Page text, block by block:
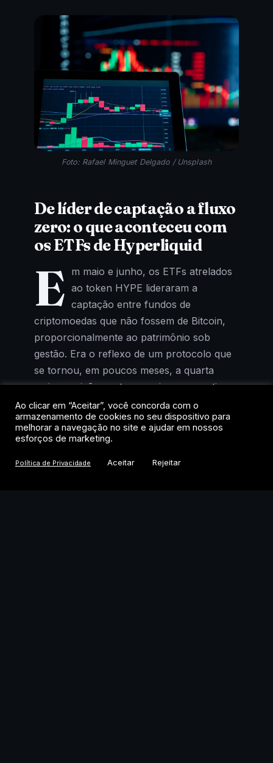
Foto: Rafael Minguet Delgado / Unsplash
De líder de captação a fluxo
zero: o que aconteceu com
os ETFs de Hyperliquid
E m maio e junho, os ETFs atrelados
ao token HYPE lideraram a
captação entre fundos de
criptomoedas que não fossem de Bitcoin,
proporcionalmente ao patrimônio sob
gestão. Era o reflexo de um protocolo que
se tornou, em poucos meses, a quarta
maior posição em tesourarias corporativas
de cripto, atrás apenas de Bitcoin, Ether e
Solana.
do JPMorgan publicado nesta semana, os
Ao clicar em “Aceitar”, você concorda com o
armazenamento de cookies no seu dispositivo para
melhorar a navegação no site e ajudar em nossos
esforços de marketing.
Política de Privacidade Aceitar Rejeitar